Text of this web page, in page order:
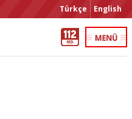
Türkçe English